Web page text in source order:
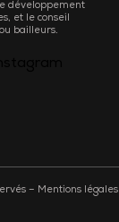
développement
et le conseil
bailleurs.
– Mentions légales